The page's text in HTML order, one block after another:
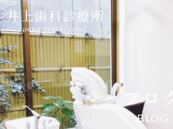
ブロ
BLOG